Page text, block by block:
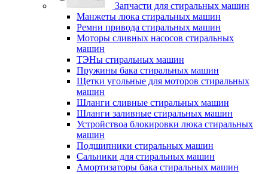
Запчасти для стиральных машин
Манжеты люка стиральных машин
Ремни привода стиральных машин
Моторы сливных насосов стиральных
машин
ТЭНы стиральных машин
Пружины бака стиральных машин
Щетки угольные для моторов стиральных
машин
Шланги сливные стиральных машин
Шланги заливные стиральных машин
Устройствоа блокировки люка стиральных
машин
Подшипники стиральных машин
Сальники для стиральных машин
Амортизаторы бака стиральных машин